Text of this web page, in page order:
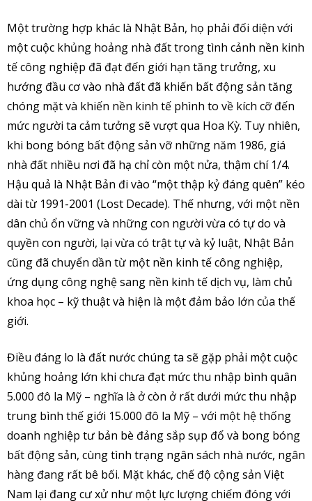
Một trường hợp khác là Nhật Bản, họ phải đối diện với
một cuộc khủng hoảng nhà đất trong tình cảnh nền kinh
tế công nghiệp đã đạt đến giới hạn tăng trưởng, xu
hướng đầu cơ vào nhà đất đã khiến bất động sản tăng
chóng mặt và khiến nền kinh tế phình to về kích cỡ đến
mức người ta cảm tưởng sẽ vượt qua Hoa Kỳ. Tuy nhiên,
khi bong bóng bất động sản vỡ những năm 1986, giá
nhà đất nhiều nơi đã hạ chỉ còn một nửa, thậm chí 1/4.
Hậu quả là Nhật Bản đi vào “một thập kỷ đáng quên” kéo
dài từ 1991-2001 (Lost Decade). Thế nhưng, với một nền
dân chủ ổn vững và những con người vừa có tự do và
quyền con người, lại vừa có trật tự và kỷ luật, Nhật Bản
cũng đã chuyển dần từ một nền kinh tế công nghiệp,
ứng dụng công nghệ sang nền kinh tế dịch vụ, làm chủ
khoa học – kỹ thuật và hiện là một đảm bảo lớn của thế
giới.
Điều đáng lo là đất nước chúng ta sẽ gặp phải một cuộc
khủng hoảng lớn khi chưa đạt mức thu nhập bình quân
5.000 đô la Mỹ – nghĩa là ở còn ở rất dưới mức thu nhập
trung bình thế giới 15.000 đô la Mỹ – với một hệ thống
doanh nghiệp tư bản bè đảng sắp sụp đổ và bong bóng
bất động sản, cùng tình trạng ngân sách nhà nước, ngân
hàng đang rất bê bối. Mặt khác, chế độ cộng sản Việt
Nam lại đang cư xử như một lực lượng chiếm đóng với